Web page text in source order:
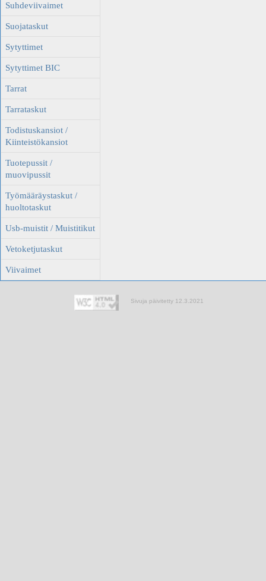
Suhdeviivaimet
Suojataskut
Sytyttimet
Sytyttimet BIC
Tarrat
Tarrataskut
Todistuskansiot /
Kiinteistökansiot
Tuotepussit /
muovipussit
Työmääräystaskut /
huoltotaskut
Usb-muistit / Muistitikut
Vetoketjutaskut
Viivaimet
Sivuja päivitetty 12.3.2021